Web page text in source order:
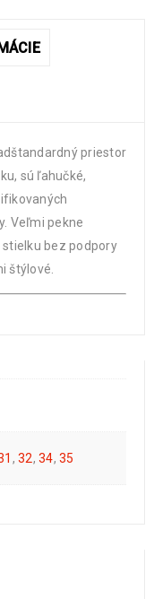
priestor
sú ľahučké,
Veľmi pekne
bez podpory
štýlové.
, 32, 34, 35